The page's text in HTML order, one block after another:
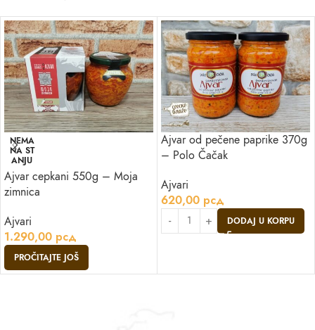
NEMA
NA ST
ANJU
Ajvar cepkani 550g – Moja
zimnica
Ajvari
1.290,00 рсд
PROČITAJTE JOŠ
Ajvar od pečene paprike 370g
– Polo Čačak
Ajvari
620,00 рсд
DODAJ U KORPU